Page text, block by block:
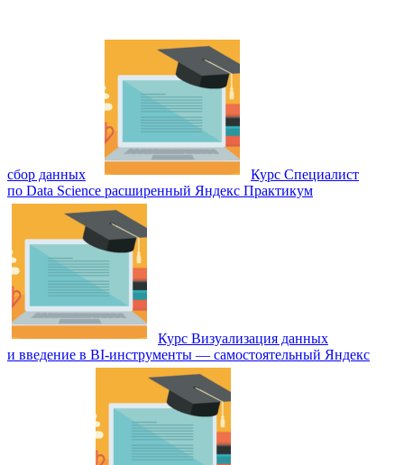
сбор данных
Курс Специалист
по Data Science расширенный Яндекс Практикум
Курс Визуализация данных
и введение в BI-инструменты — самостоятельный Яндекс